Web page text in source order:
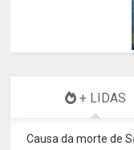
+ LIDAS
Causa da morte de